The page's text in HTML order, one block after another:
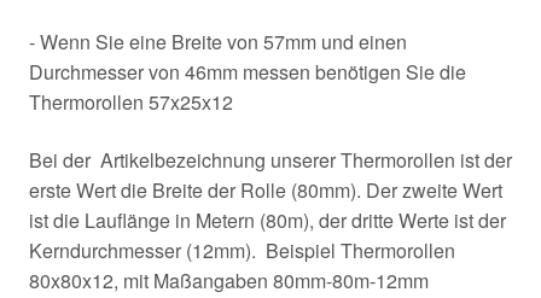
- Wenn Sie eine Breite von 57mm und einen
Durchmesser von 46mm messen benötigen Sie die
Thermorollen 57x25x12
Bei der Artikelbezeichnung unserer Thermorollen ist der
erste Wert die Breite der Rolle (80mm). Der zweite Wert
ist die Lauflänge in Metern (80m), der dritte Werte ist der
Kerndurchmesser (12mm). Beispiel Thermorollen
80x80x12, mit Maßangaben 80mm-80m-12mm